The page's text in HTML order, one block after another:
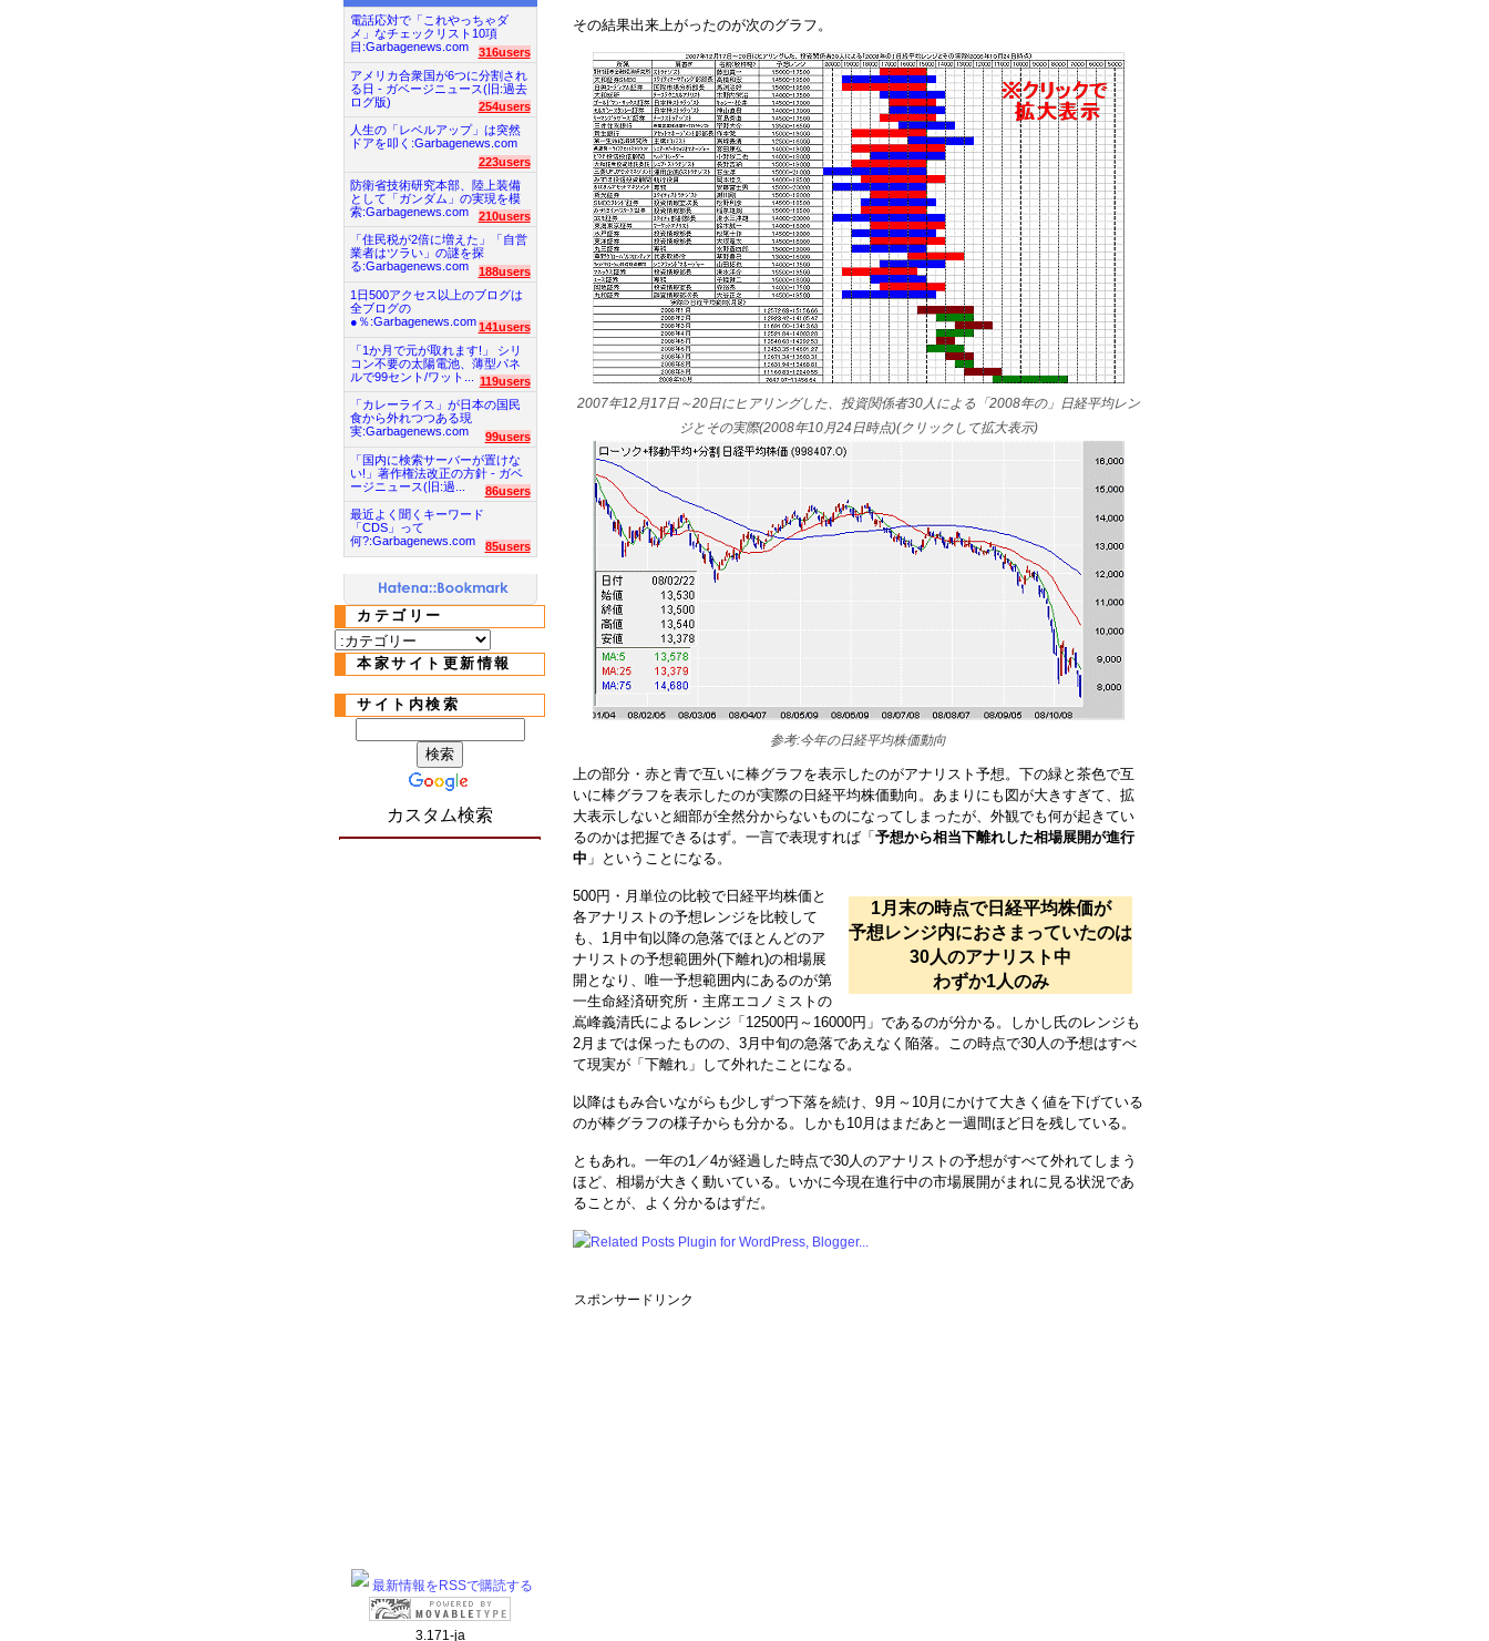
その結果出来上がったのが次のグラフ。
2007年12月17日～20日にヒアリングした、投資関係者30人による「2008年の」日経平均レン
ジとその実際(2008年10月24日時点)(クリックして拡大表示)
参考:今年の日経平均株価動向
上の部分・赤と青で互いに棒グラフを表示したのがアナリスト予想。下の緑と茶色で互
いに棒グラフを表示したのが実際の日経平均株価動向。あまりにも図が大きすぎて、拡
大表示しないと細部が全然分からないものになってしまったが、外観でも何が起きてい
るのかは把握できるはず。一言で表現すれば「 予想から相当下離れした相場展開が進行
中 」ということになる。
1月末の時点で日経平均株価が
予想レンジ内におさまっていたのは
30人のアナリスト中
わずか1人のみ
500円・月単位の比較で日経平均株価と
各アナリストの予想レンジを比較して
も、1月中旬以降の急落でほとんどのア
ナリストの予想範囲外(下離れ)の相場展
開となり、唯一予想範囲内にあるのが第
一生命経済研究所・主席エコノミストの
嶌峰義清氏によるレンジ「12500円～16000円」であるのが分かる。しかし氏のレンジも
2月までは保ったものの、3月中旬の急落であえなく陥落。この時点で30人の予想はすべ
て現実が「下離れ」して外れたことになる。
以降はもみ合いながらも少しずつ下落を続け、9月～10月にかけて大きく値を下げている
のが棒グラフの様子からも分かる。しかも10月はまだあと一週間ほど日を残している。
ともあれ。一年の1／4が経過した時点で30人のアナリストの予想がすべて外れてしまう
ほど、相場が大きく動いている。いかに今現在進行中の市場展開がまれに見る状況であ
ることが、よく分かるはずだ。
スポンサードリンク
電話応対で「これやっちゃダ
メ」なチェックリスト10項
目:Garbagenews.com
316users
アメリカ合衆国が6つに分割され
る日 - ガベージニュース(旧:過去
ログ版)
254users
人生の「レベルアップ」は突然
ドアを叩く:Garbagenews.com
223users
防衛省技術研究本部、陸上装備
として「ガンダム」の実現を模
索:Garbagenews.com
210users
「住民税が2倍に増えた」「自営
業者はツラい」の謎を探
る:Garbagenews.com
188users
1日500アクセス以上のブログは
全ブログの
●％:Garbagenews.com 141users
「1か月で元が取れます!」 シリ
コン不要の太陽電池、薄型パネ
ルで99セント/ワット...
119users
「カレーライス」が日本の国民
食から外れつつある現
実:Garbagenews.com
99users
「国内に検索サーバーが置けな
い!」著作権法改正の方針 - ガベ
ージニュース(旧:過...
86users
最近よく聞くキーワード
「CDS」って
何?:Garbagenews.com
85users
カテゴリー
本家サイト更新情報
サイト内検索
カスタム検索
最新情報をRSSで購読する
3.171-ja